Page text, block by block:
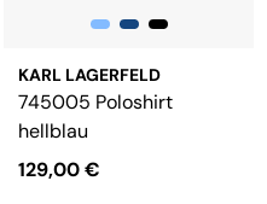
KARL LAGERFELD
745005 Poloshirt
hellblau
129,00 €